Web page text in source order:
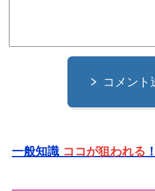
コメント
一般知識 ココが狙われる ！